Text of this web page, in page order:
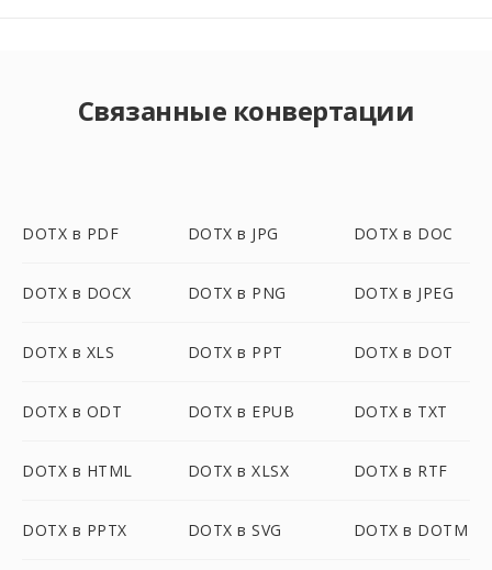
Связанные конвертации
DOTX в PDF DOTX в JPG DOTX в DOC
DOTX в DOCX DOTX в PNG DOTX в JPEG
DOTX в XLS DOTX в PPT DOTX в DOT
DOTX в ODT DOTX в EPUB DOTX в TXT
DOTX в HTML DOTX в XLSX DOTX в RTF
DOTX в PPTX DOTX в SVG DOTX в DOTM